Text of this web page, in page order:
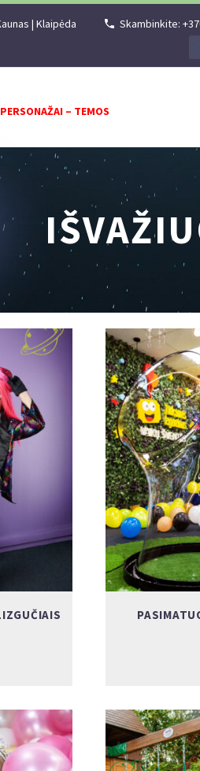
| Klaipėda Skambinkite:
PERSONAŽAI – TEMOS